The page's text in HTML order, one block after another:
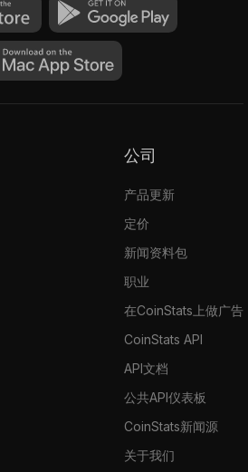
公司
产品更新
定价
新闻资料包
职业
在CoinStats上做广告
CoinStats API
API文档
公共API仪表板
CoinStats新闻源
关于我们